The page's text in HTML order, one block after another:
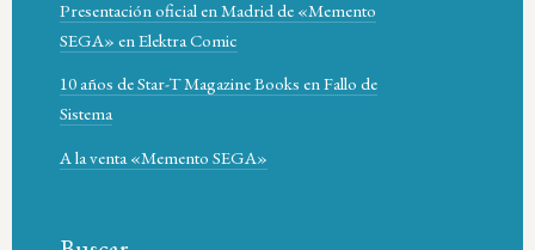
Presentación oficial en Madrid de «Memento
SEGA» en Elektra Comic
10 años de Star-T Magazine Books en Fallo de
Sistema
A la venta «Memento SEGA»